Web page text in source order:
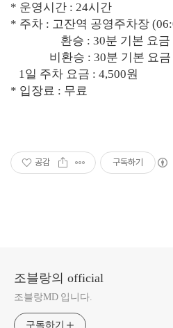
* 운영시간 : 24시간
* 주차 : 고잔역 공영주차장
환승 : 30분 기본 요금
비환승 : 30분 기본 요금
1일 주차 요금 : 4,500원
* 입장료 : 무료
공감 구독하기
조블랑의 official
조블랑MD 입니다.
구독하기